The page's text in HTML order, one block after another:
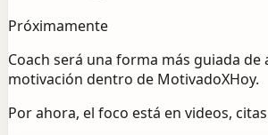
Próximamente
Coach será una forma más guiada de
motivación dentro de MotivadoXHoy.
Por ahora, el foco está en videos,